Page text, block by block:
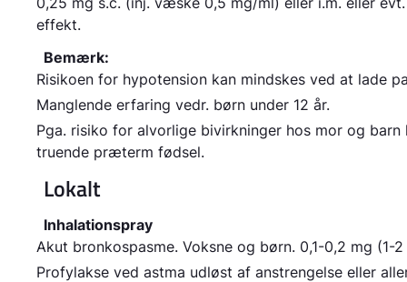
effekt.
Bemærk:
Risikoen for hypotension kan mindskes ved at lade
Manglende erfaring vedr. børn under 12 år.
Pga. risiko for alvorlige bivirkninger hos mor og
truende præterm fødsel.
Lokalt
Inhalationspray
Akut bronkospasme. Voksne og børn. 0,1-0,2 mg (1-
Profylakse ved astma udløst af anstrengelse eller